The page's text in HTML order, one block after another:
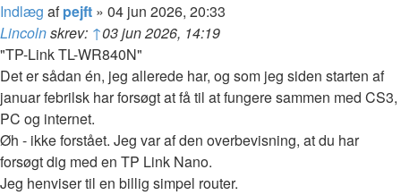
Indlæg afpejft » 04 jun 2026, 20:33
Lincolnskrev: ↑03 jun 2026, 14:19
"TP-Link TL-WR840N"
Det er sådan én, jeg allerede har, og som jeg siden starten af
januar febrilsk har forsøgt at få til at fungere sammen med CS3,
PC og internet.
Øh - ikke forstået. Jeg var af den overbevisning, at du har
forsøgt dig med en TP Link Nano.
Jeg henviser til en billig simpel router.